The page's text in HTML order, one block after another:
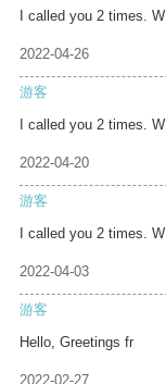
I called you 2 times. W
2022-04-26
游客
I called you 2 times. W
2022-04-20
游客
I called you 2 times. W
2022-04-03
游客
Hello, Greetings fr
2022-02-27